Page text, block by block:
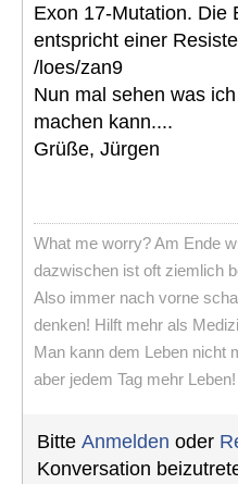
Exon 17-Mutation. Die
entspricht einer
/loes/zan9
Nun mal sehen was
machen kann....
Grüße, Jürgen
What me worry? Am Ende
dazwischen ist oft ziemlich
Also immer nach vorne
denken! Hilft mehr als
Man kann dem Leben nicht
aber jedem Tag mehr Leben!
Bitte Anmelden oder
Konversation